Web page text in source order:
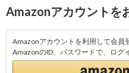
Amazonアカウントを
Amazonアカウントを利用して会員
AmazonのID、パスワードで、ログ